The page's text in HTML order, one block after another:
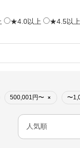
★4.0以上 ★4.5以上
500,001円〜 × 〜